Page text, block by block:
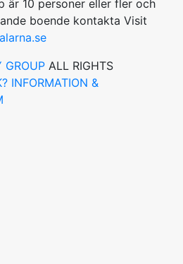
är 10 personer eller fler och
boende kontakta Visit
GROUP ALL RIGHTS
INFORMATION &